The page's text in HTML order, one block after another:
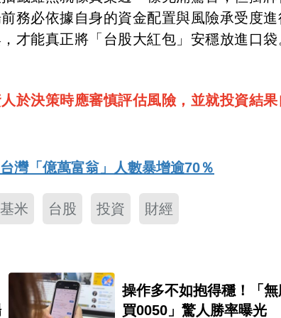
務必依據自身的資金配置與風險承受度進
才能真正將「台股大紅包」安穩放進口袋
於決策時應審慎評估風險，並就投資結果
灣「億萬富翁」人數暴增逾70％
基米 台股 投資 財經
操作多不如抱得穩！「無
買0050」驚人勝率曝光